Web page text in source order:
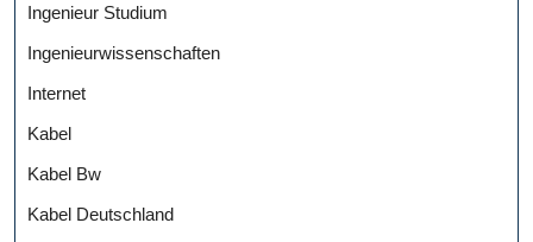
Ingenieur Studium
Ingenieurwissenschaften
Internet
Kabel
Kabel Bw
Kabel Deutschland